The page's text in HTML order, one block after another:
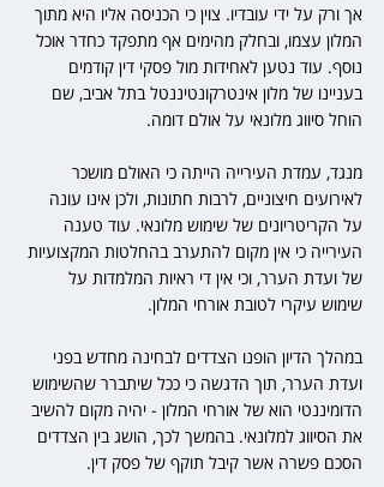
אך ורק על ידי עובדיו. צוין כי הכניסה אליו היא מתוך
המלון עצמו, ובחלק מהימים אף מתפקד כחדר אוכל
נוסף. עוד נטען לאחידות מול פסקי דין קודמים
בעניינו של מלון אינטרקונטיננטל בתל אביב, שם
הוחל סיווג מלונאי על אולם דומה.
מנגד, עמדת העירייה הייתה כי האולם מושכר
לאירועים חיצוניים, לרבות חתונות, ולכן אינו עונה
על הקריטריונים של שימוש מלונאי. עוד טענה
העירייה כי אין מקום להתערב בהחלטות המקצועיות
של ועדת הערר, וכי אין די ראיות המלמדות על
שימוש עיקרי לטובת אורחי המלון.
במהלך הדיון הופנו הצדדים לבחינה מחדש בפני
ועדת הערר, תוך הדגשה כי ככל שיתברר שהשימוש
הדומיננטי הוא של אורחי המלון - יהיה מקום להשיב
את הסיווג למלונאי. בהמשך לכך, הושג בין הצדדים
הסכם פשרה אשר קיבל תוקף של פסק דין.